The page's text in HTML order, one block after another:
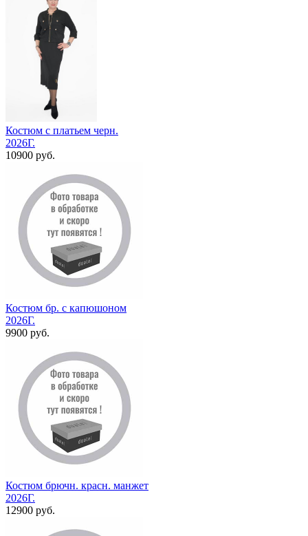
Костюм с платьем черн.
2026Г.
10900 руб.
Костюм бр. с капюшоном
2026Г.
9900 руб.
Костюм брючн. красн. манжет
2026Г.
12900 руб.